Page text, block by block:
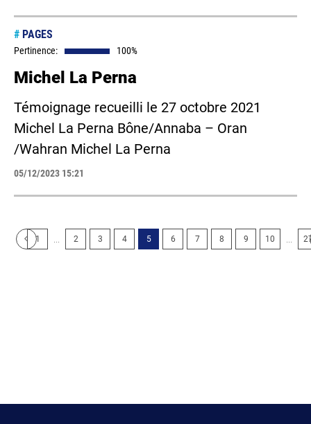
# PAGES
Pertinence: 100%
Michel La Perna
Témoignage recueilli le 27 octobre 2021
Michel La Perna Bône/Annaba – Oran
/Wahran Michel La Perna
05/12/2023 15:21
1 2 3 4 5 6 7 8 9 10